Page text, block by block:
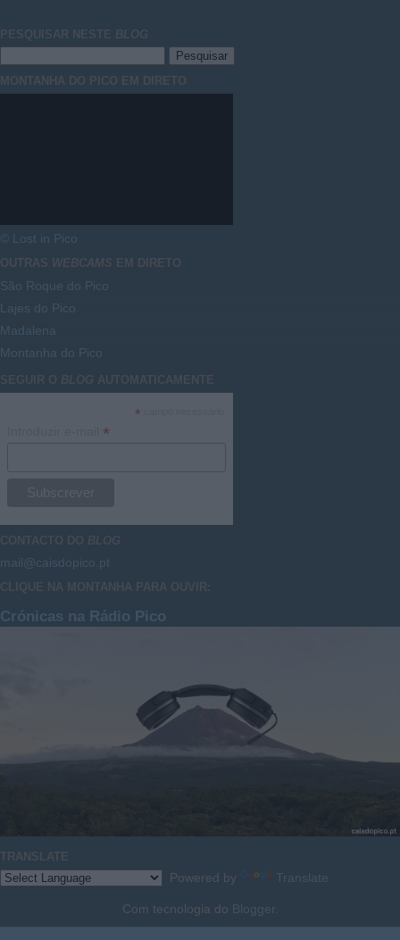
PESQUISAR NESTE BLOG
MONTANHA DO PICO EM DIRETO
© Lost in Pico
OUTRAS WEBCAMS EM DIRETO
São Roque do Pico
Lajes do Pico
Madalena
Montanha do Pico
SEGUIR O BLOG AUTOMATICAMENTE
*
*
CONTACTO DO BLOG
mail@caisdopico.pt
CLIQUE NA MONTANHA PARA OUVIR:
Crónicas na Rádio Pico
TRANSLATE
Powered by Translate
Com tecnologia do Blogger.